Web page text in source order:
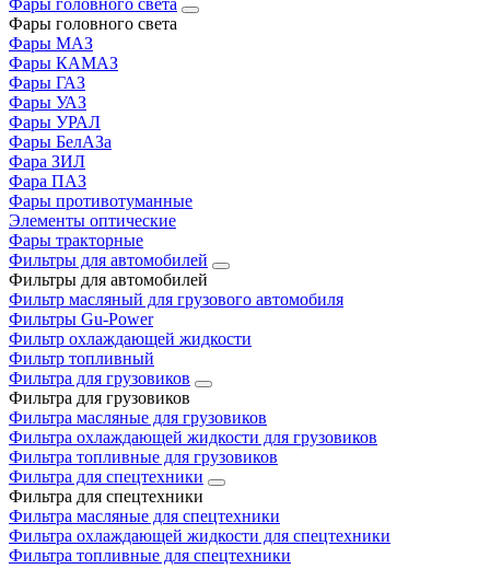
Фары головного света
Фары головного света
Фары МАЗ
Фары КАМАЗ
Фары ГАЗ
Фары УАЗ
Фары УРАЛ
Фары БелАЗа
Фара ЗИЛ
Фара ПАЗ
Фары противотуманные
Элементы оптические
Фары тракторные
Фильтры для автомобилей
Фильтры для автомобилей
Фильтр масляный для грузового автомобиля
Фильтры Gu-Power
Фильтр охлаждающей жидкости
Фильтр топливный
Фильтра для грузовиков
Фильтра для грузовиков
Фильтра масляные для грузовиков
Фильтра охлаждающей жидкости для грузовиков
Фильтра топливные для грузовиков
Фильтра для спецтехники
Фильтра для спецтехники
Фильтра масляные для спецтехники
Фильтра охлаждающей жидкости для спецтехники
Фильтра топливные для спецтехники